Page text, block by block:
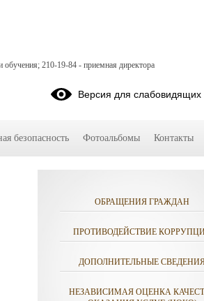
ОБРАЩЕНИЯ ГРАЖДАН
ПРОТИВОДЕЙСТВИЕ
ДОПОЛНИТЕЛЬНЫЕ
НЕЗАВИСИМАЯ ОЦЕНКА
обучения; 210-19-84 - приемная директора
Версия для слабовидящих
безопасность Фотоальбомы Контакты